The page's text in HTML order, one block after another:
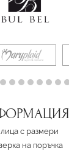
с размери
на поръчка